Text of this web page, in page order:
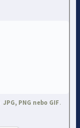
JPG, PNG nebo GIF .